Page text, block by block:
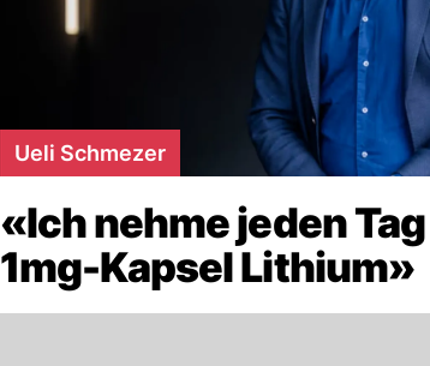
Ueli Schmezer
«Ich nehme jeden
1mg-Kapsel Lithium»